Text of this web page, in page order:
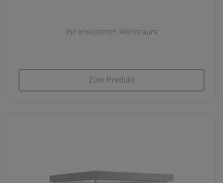
Ihr erweiterter Wohnraum
Zum Produkt